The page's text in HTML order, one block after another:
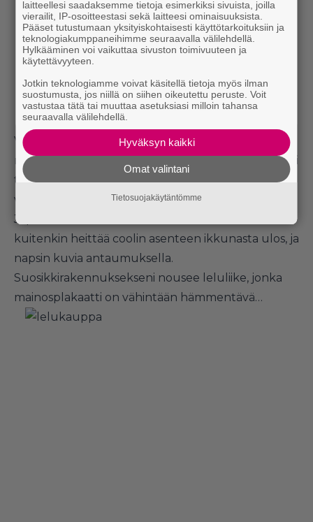
Valokuvien ottaminen on muuten aina ollut
minulle hankalaa. Olen vieraassa maassa, mutta silti
tunnen oloni jotenkin noloksi, kun napsin
valokuvia erilaisista rakennuksista. Ihan kuin se
Japanilaisia täällä Suomessa muka häiritsisi! Päätän
kuitenkin heittää coolin asenteen ikkunasta ulos, ja
napsin kuvia antaumuksella.
Suosikkirakennuksekseni nousee leluliike, jonka
mainosplakaatti on vähintään hämmentävä…
laitteellesi saadaksemme tietoja esimerkiksi sivuista, joilla
vierailit, IP-osoitteestasi sekä laitteesi ominaisuuksista.
Pääset tutustumaan yksityiskohtaisesti käyttötarkoituksiin ja
teknologiakumppaneihimme seuraavalla välilehdellä.
Hylkääminen voi vaikuttaa sivuston toimivuuteen ja
käytettävyyteen.
Jotkin teknologiamme voivat käsitellä tietoja myös ilman
suostumusta, jos niillä on siihen oikeutettu peruste. Voit
vastustaa tätä tai muuttaa asetuksiasi milloin tahansa
seuraavalla välilehdellä.
Hyväksyn kaikki
Omat valintani
Tietosuojakäytäntömme